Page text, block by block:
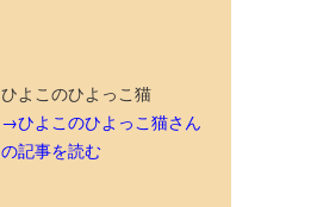
ひよこのひよっこ猫
→ひよこのひよっこ猫さん
の記事を読む